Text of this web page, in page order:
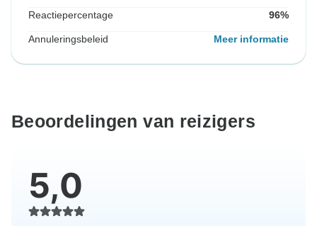
Reactiepercentage 96%
Annuleringsbeleid Meer informatie
Beoordelingen van reizigers
5,0